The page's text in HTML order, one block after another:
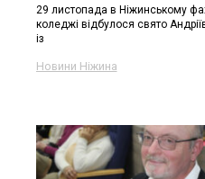
29 листопада в Ніжинському
коледжі відбулося свято
із
Новини Ніжина